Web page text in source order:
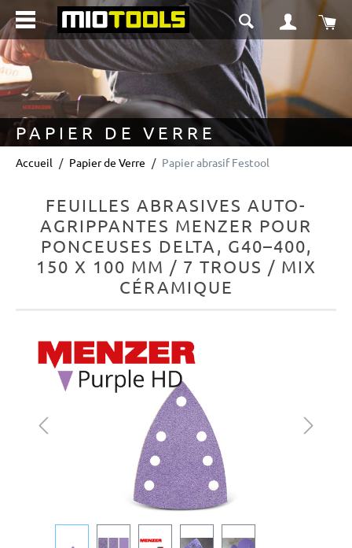
principal
PAPIER DE VERRE
Accueil Papier de Verre Papier abrasif Festool
FEUILLES ABRASIVES AUTO-
AGRIPPANTES MENZER POUR
PONCEUSES DELTA, G40–400,
150 X 100 MM / 7 TROUS / MIX
CÉRAMIQUE
Ignorer la galerie d'images